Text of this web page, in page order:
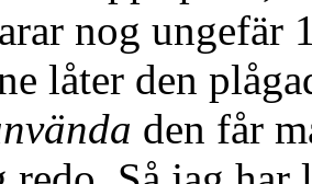
nog
låter den
den får